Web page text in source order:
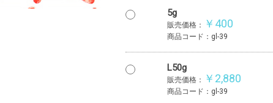
5g
販売価格： ￥400
商品コード：gl-39
L50g
販売価格： ￥2,880
商品コード：gl-39